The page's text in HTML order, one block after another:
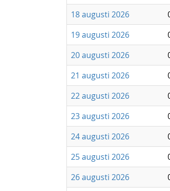
18 augusti 2026
19 augusti 2026
20 augusti 2026
21 augusti 2026
22 augusti 2026
23 augusti 2026
24 augusti 2026
25 augusti 2026
26 augusti 2026